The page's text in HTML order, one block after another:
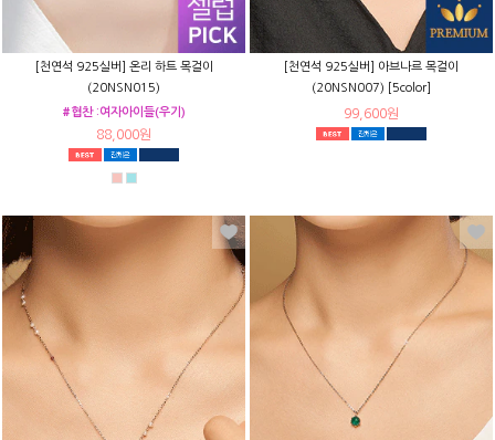
[천연석 925실버] 온리 하트 목걸이
(20NSN015)
#협찬 :여자아이들(우기)
88,000원
[천연석 925실버] 아브나르 목걸이
(20NSN007) [5color]
99,600원